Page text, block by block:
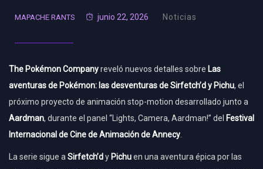
MAPACHE RANTS junio 22, 2026 Noticias
The Pokémon Companyreveló nuevos detalles sobre Las
aventuras de Pokémon: las desventuras de Sirfetch’d y Pichu, el
próximo proyecto de animación stop-motion desarrollado junto a
Aardman, durante el panel “Lights, Camera, Aardman!” del Festival
Internacional de Cine de Animación de Annecy
La serie sigue a Sirfetch’dy Pichuen una aventura épica por las